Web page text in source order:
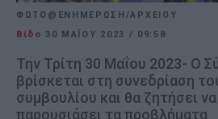
ΦΩΤΟ@ΕΝΗΜΕΡΩΣΗ/ΑΡΧΕΙΟΥ
Βίδο 30 ΜΑΪ́ΟΥ 2023 / 09:58
Την Τρίτη 30 Μαΐου 2023- Ο
βρίσκεται στη συνεδρίαση
συμβουλίου και θα ζητήσει
παρουσιάσει τα προβλήματα